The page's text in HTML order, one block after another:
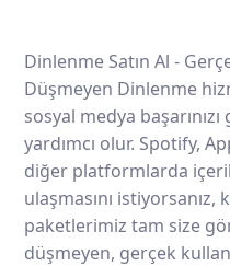
Dinlenme Satın Al -
Düşmeyen Dinlenme
sosyal medya
yardımcı olur. Spotify,
diğer platformlarda
ulaşmasını istiyorsanız,
paketlerimiz tam size
düşmeyen, gerçek